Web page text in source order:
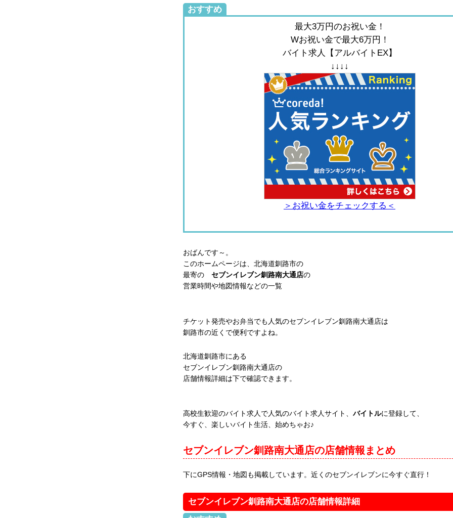
おすすめ
最大3万円のお祝い金！
Wお祝い金で最大6万円！
バイト求人【アルバイトEX】
↓↓↓↓
＞お祝い金をチェックする＜
おばんです～。
このホームページは、北海道釧路市の
最寄の セブンイレブン釧路南大通店の
営業時間や地図情報などの一覧
チケット発売やお弁当でも人気のセブンイレブン釧路南大通店は
釧路市の近くで便利ですよね。
北海道釧路市にある
セブンイレブン釧路南大通店の
店舗情報詳細は下で確認できます。
高校生歓迎のバイト求人で人気のバイト求人サイト、 バイトルに登録して、
今すぐ、楽しいバイト生活、始めちゃお♪
セブンイレブン釧路南大通店の店舗情報まとめ
下にGPS情報・地図も掲載しています。近くのセブンイレブンに今すぐ直行！
セブンイレブン釧路南大通店の店舗情報詳細